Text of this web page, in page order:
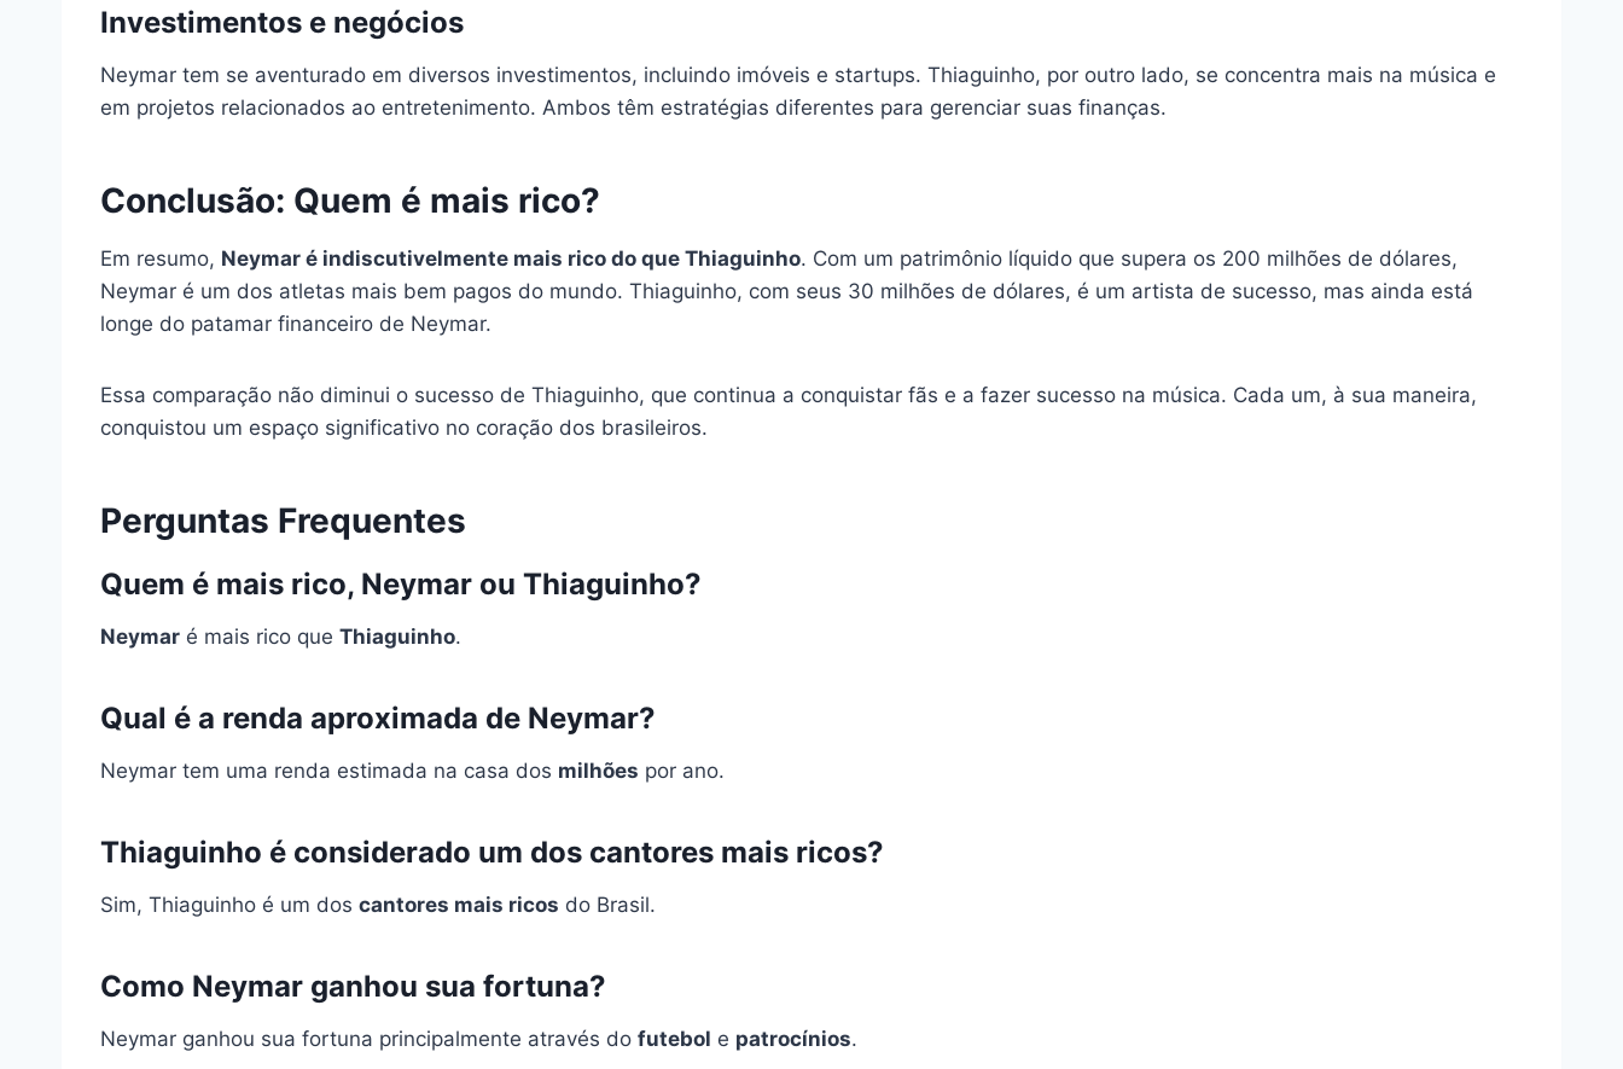
Investimentos e negócios
Neymar tem se aventurado em diversos investimentos, incluindo imóveis e startups. Thiaguinho, por outro lado, se concentra mais na música e
em projetos relacionados ao entretenimento. Ambos têm estratégias diferentes para gerenciar suas finanças.
Conclusão: Quem é mais rico?
Em resumo, Neymar é indiscutivelmente mais rico do que Thiaguinho. Com um patrimônio líquido que supera os 200 milhões de dólares,
Neymar é um dos atletas mais bem pagos do mundo. Thiaguinho, com seus 30 milhões de dólares, é um artista de sucesso, mas ainda está
longe do patamar financeiro de Neymar.
Essa comparação não diminui o sucesso de Thiaguinho, que continua a conquistar fãs e a fazer sucesso na música. Cada um, à sua maneira,
conquistou um espaço significativo no coração dos brasileiros.
Perguntas Frequentes
Quem é mais rico, Neymar ou Thiaguinho?
Neymar é mais rico que Thiaguinho.
Qual é a renda aproximada de Neymar?
Neymar tem uma renda estimada na casa dos milhões por ano.
Thiaguinho é considerado um dos cantores mais ricos?
Sim, Thiaguinho é um dos cantores mais ricos do Brasil.
Como Neymar ganhou sua fortuna?
Neymar ganhou sua fortuna principalmente através do futebol e patrocínios.